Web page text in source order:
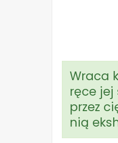
Wraca
ręce jej
przez
nią